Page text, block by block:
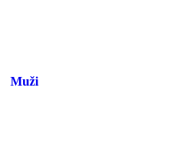
Muži